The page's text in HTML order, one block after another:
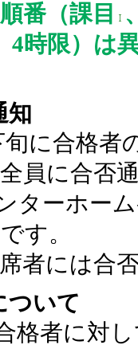
番（課目
4時限）
知
旬に合格
員に合否
ターホー
す。
者には合
ついて
格者に対